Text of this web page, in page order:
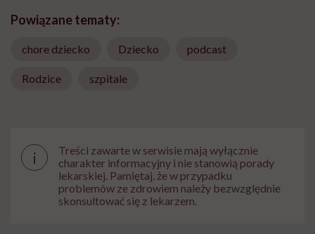
Powiązane tematy:
chore dziecko Dziecko podcast
Rodzice szpitale
i
Treści zawarte w serwisie mają wyłącznie
charakter informacyjny i nie stanowią porady
lekarskiej. Pamiętaj, że w przypadku
problemów ze zdrowiem należy bezwzględnie
skonsultować się z lekarzem.